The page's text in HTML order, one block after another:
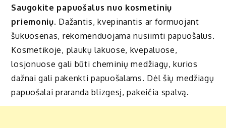
Saugokite papuošalus nuo kosmetinių
priemonių. Dažantis, kvepinantis ar formuojant
šukuosenas, rekomenduojama nusiimti papuošalus.
Kosmetikoje, plaukų lakuose, kvepaluose,
losjonuose gali būti cheminių medžiagų, kurios
dažnai gali pakenkti papuošalams. Dėl šių medžiagų
papuošalai praranda blizgesį, pakeičia spalvą.